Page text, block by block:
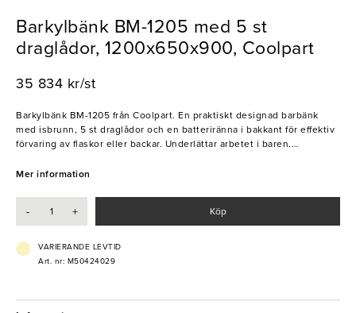
Barkylbänk BM-1205 med 5 st
draglådor, 1200x650x900, Coolpart
35 834 kr/st
Barkylbänk BM-1205 från Coolpart. En praktiskt designad barbänk
med isbrunn, 5 st draglådor och en batteriränna i bakkant för effektiv
förvaring av flaskor eller backar. Underlättar arbetet i baren.
- Effekt: 600 W
Mer information
- + Köp
VARIERANDE LEVTID
Art. nr: M50424029